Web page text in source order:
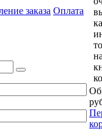
заказа Оплата